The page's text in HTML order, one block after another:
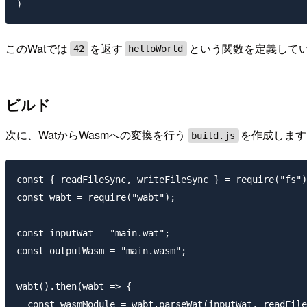
このWatでは 42 を返す helloWorld という関数を定義して
ビルド
次に、WatからWasmへの変換を行う build.js を作成します
const { readFileSync, writeFileSync } =
const wabt = require("wabt");
const inputWat = "main.wat";
const outputWasm = "main.wasm";
wabt().then(wabt => {
const wasmModule = wabt.parseWat(inputWat,